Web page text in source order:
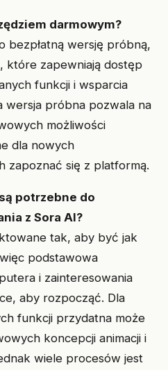
darmowym?
bezpłatną wersję próbną,
które zapewniają dostęp
funkcji i wsparcia
wersja próbna pozwala na
możliwości
dla nowych
zapoznać się z platformą.
potrzebne do
z Sora AI?
tak, aby być jak
podstawowa
i zainteresowania
aby rozpocząć. Dla
funkcji przydatna może
koncepcji animacji i
wiele procesów jest